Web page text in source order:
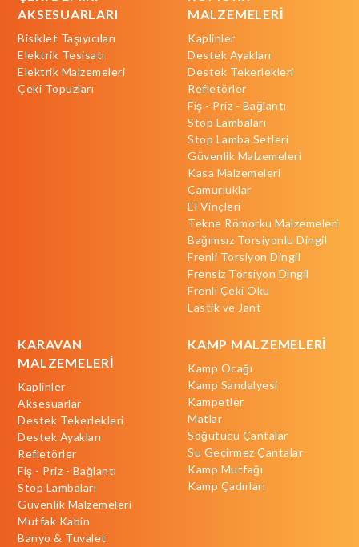
AKSESUARLARI
Bisiklet Taşıyıcıları
Elektrik Tesisatı
Elektrik Malzemeleri
Çeki Topuzları
MALZEMELERİ
Kaplinler
Destek Ayakları
Destek Tekerlekleri
Refletörler
Fiş - Priz - Bağlantı
Stop Lambaları
Stop Lamba Setleri
Güvenlik Malzemeleri
Kasa Malzemeleri
Çamurluklar
El Vinçleri
Tekne Römorku Malzemeleri
Bağımsız Torsiyonlu Dingil
Frenli Torsiyon Dingil
Frensiz Torsiyon Dingil
Frenli Çeki Oku
Lastik ve Jant
KARAVAN
MALZEMELERİ
Kaplinler
Aksesuarlar
Destek Tekerlekleri
Destek Ayakları
Refletörler
Fiş - Priz - Bağlantı
Stop Lambaları
Güvenlik Malzemeleri
Mutfak Kabin
Banyo & Tuvalet
KAMP MALZEMELERİ
Kamp Ocağı
Kamp Sandalyesi
Kampetler
Matlar
Soğutucu Çantalar
Su Geçirmez Çantalar
Kamp Mutfağı
Kamp Çadırları